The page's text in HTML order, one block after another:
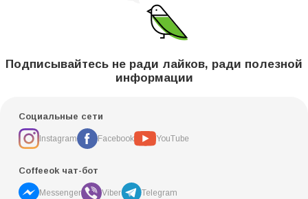
Подписывайтесь не ради лайков, ради полезной
информации
Социальные сети
Instagram Facebook YouTube
Coffeeok чат-бот
Messenger Viber Telegram